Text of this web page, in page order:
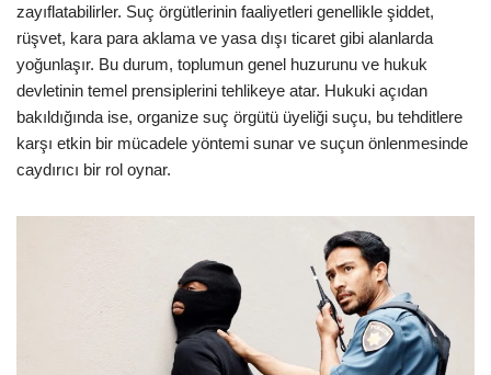
zayıflatabilirler. Suç örgütlerinin faaliyetleri genellikle şiddet,
rüşvet, kara para aklama ve yasa dışı ticaret gibi alanlarda
yoğunlaşır. Bu durum, toplumun genel huzurunu ve hukuk
devletinin temel prensiplerini tehlikeye atar. Hukuki açıdan
bakıldığında ise, organize suç örgütü üyeliği suçu, bu tehditlere
karşı etkin bir mücadele yöntemi sunar ve suçun önlenmesinde
caydırıcı bir rol oynar.